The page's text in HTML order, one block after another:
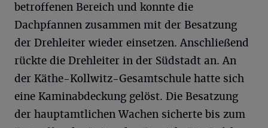
betroffenen Bereich und konnte die
Dachpfannen zusammen mit der Besatzung
der Drehleiter wieder einsetzen. Anschließend
rückte die Drehleiter in der Südstadt an. An
der Käthe-Kollwitz-Gesamtschule hatte sich
eine Kaminabdeckung gelöst. Die Besatzung
der hauptamtlichen Wachen sicherte bis zum